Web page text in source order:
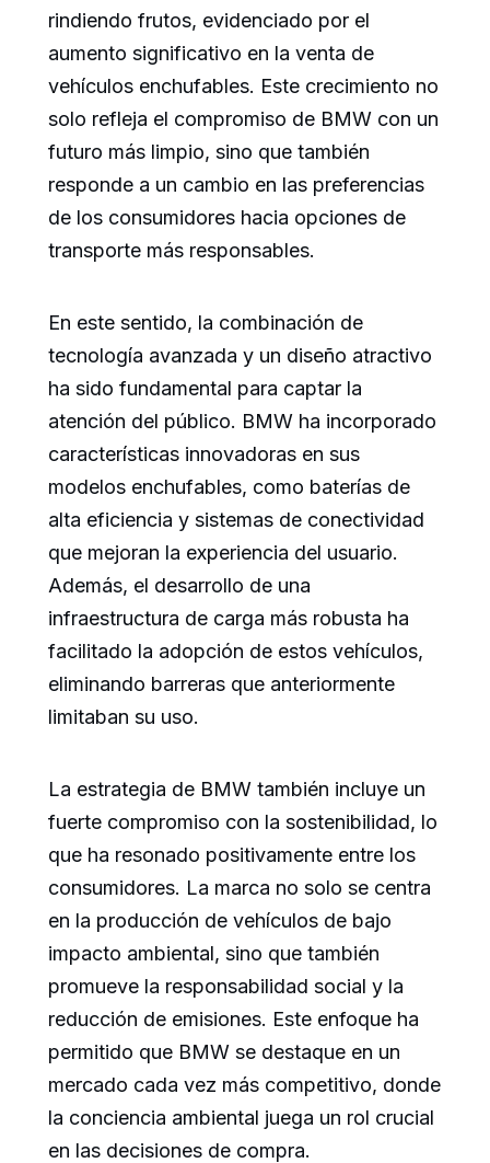
rindiendo frutos, evidenciado por el
aumento significativo en la venta de
vehículos enchufables. Este crecimiento no
solo refleja el compromiso de BMW con un
futuro más limpio, sino que también
responde a un cambio en las preferencias
de los consumidores hacia opciones de
transporte más responsables.
En este sentido, la combinación de
tecnología avanzada y un diseño atractivo
ha sido fundamental para captar la
atención del público. BMW ha incorporado
características innovadoras en sus
modelos enchufables, como baterías de
alta eficiencia y sistemas de conectividad
que mejoran la experiencia del usuario.
Además, el desarrollo de una
infraestructura de carga más robusta ha
facilitado la adopción de estos vehículos,
eliminando barreras que anteriormente
limitaban su uso.
La estrategia de BMW también incluye un
fuerte compromiso con la sostenibilidad, lo
que ha resonado positivamente entre los
consumidores. La marca no solo se centra
en la producción de vehículos de bajo
impacto ambiental, sino que también
promueve la responsabilidad social y la
reducción de emisiones. Este enfoque ha
permitido que BMW se destaque en un
mercado cada vez más competitivo, donde
la conciencia ambiental juega un rol crucial
en las decisiones de compra.